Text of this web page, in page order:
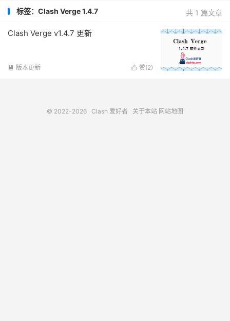
共 1 篇文章
标签：Clash Verge 1.4.7
Clash Verge v1.4.7 更新
 赞(2)
 版本更新
© 2022-2026 Clash 爱好者 关于本站 网站地图